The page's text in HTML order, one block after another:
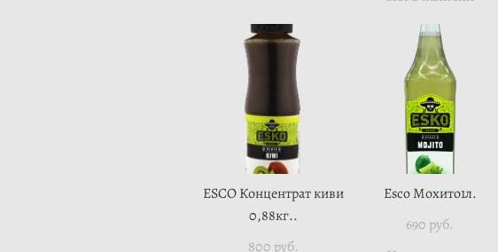
ESCO Концентрат киви
0,88кг..
800 pуб.
Esco Мохито1л.
690 pуб.